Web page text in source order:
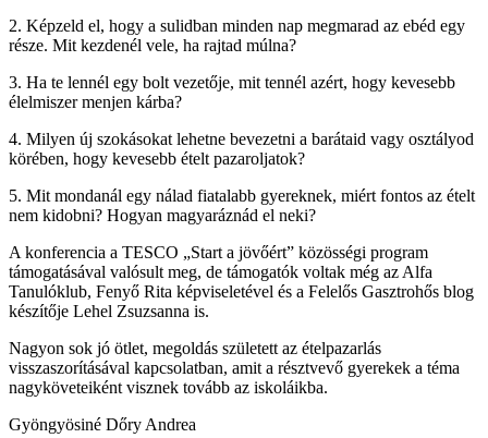
2. Képzeld el, hogy a sulidban minden nap megmarad az ebéd egy
része. Mit kezdenél vele, ha rajtad múlna?
3. Ha te lennél egy bolt vezetője, mit tennél azért, hogy kevesebb
élelmiszer menjen kárba?
4. Milyen új szokásokat lehetne bevezetni a barátaid vagy osztályod
körében, hogy kevesebb ételt pazaroljatok?
5. Mit mondanál egy nálad fiatalabb gyereknek, miért fontos az ételt
nem kidobni? Hogyan magyaráznád el neki?
A konferencia a TESCO „Start a jövőért” közösségi program
támogatásával valósult meg, de támogatók voltak még az Alfa
Tanulóklub, Fenyő Rita képviseletével és a Felelős Gasztrohős blog
készítője Lehel Zsuzsanna is.
Nagyon sok jó ötlet, megoldás született az ételpazarlás
visszaszorításával kapcsolatban, amit a résztvevő gyerekek a téma
nagyköveteiként visznek tovább az iskoláikba.
Gyöngyösiné Dőry Andrea